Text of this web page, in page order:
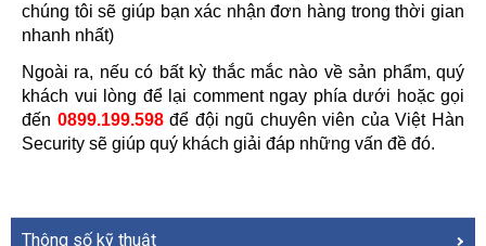
chúng tôi sẽ giúp bạn xác nhận đơn hàng trong thời gian
nhanh nhất)
Ngoài ra, nếu có bất kỳ thắc mắc nào về sản phẩm, quý
khách vui lòng để lại comment ngay phía dưới hoặc gọi
đến 0899.199.598 để đội ngũ chuyên viên của Việt Hàn
Security sẽ giúp quý khách giải đáp những vấn đề đó.
Thông số kỹ thuật